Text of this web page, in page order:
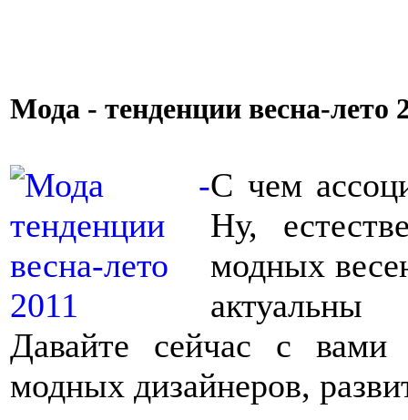
Мода - тенденции весна-лето
С чем
Ну,
модных
Давайте сейчас с вами
модных дизайнеров,